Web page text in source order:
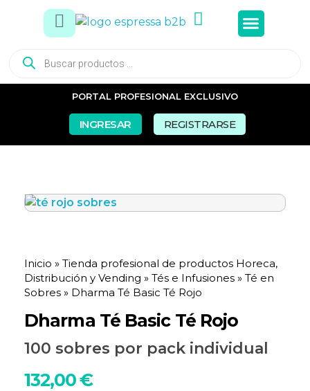
PORTAL PROFESIONAL EXCLUSIVO
INGRESAR REGISTRARSE
Inicio » Tienda profesional de productos Horeca,
Distribución y Vending » Tés e Infusiones » Té en
Sobres » Dharma Té Basic Té Rojo
Dharma Té Basic Té Rojo
100 sobres por pack individual
132,00€